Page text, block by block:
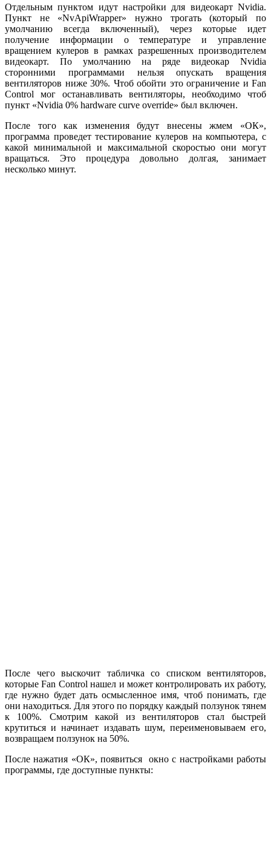
Отдельным пунктом идут настройки для видеокарт Nvidia.
Пункт не «NvApiWrapper» нужно трогать (который по
умолчанию всегда включенный), через которые идет
получение информации о температуре и управление
вращением кулеров в рамках разрешенных производителем
видеокарт. По умолчанию на ряде видеокар Nvidia
сторонними программами нельзя опускать вращения
вентиляторов ниже 30%. Чтоб обойти это ограничение и Fan
Control мог останавливать вентиляторы, необходимо чтоб
пункт «Nvidia 0% hardware curve override» был включен.
После того как изменения будут внесены жмем «ОК»,
программа проведет тестирование кулеров на компьютера, с
какой минимальной и максимальной скоростью они могут
вращаться. Это процедура довольно долгая, занимает
несколько минут.
После чего выскочит табличка со списком вентиляторов,
которые Fan Control нашел и может контролировать их работу,
где нужно будет дать осмысленное имя, чтоб понимать, где
они находиться. Для этого по порядку каждый ползунок тянем
к 100%. Смотрим какой из вентиляторов стал быстрей
крутиться и начинает издавать шум, переименовываем его,
возвращаем ползунок на 50%.
После нажатия «ОК», появиться окно с настройками работы
программы, где доступные пункты: